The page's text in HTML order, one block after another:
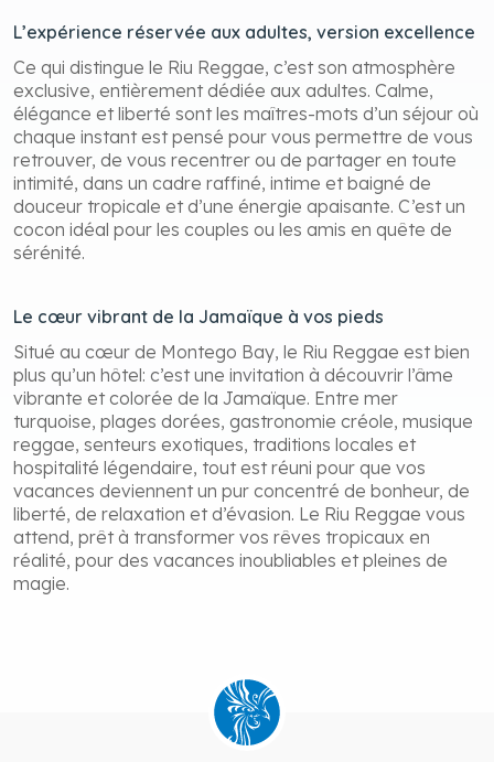
L’expérience réservée aux adultes, version excellence
Ce qui distingue le Riu Reggae, c’est son atmosphère
exclusive, entièrement dédiée aux adultes. Calme,
élégance et liberté sont les maîtres-mots d’un séjour où
chaque instant est pensé pour vous permettre de vous
retrouver, de vous recentrer ou de partager en toute
intimité, dans un cadre raffiné, intime et baigné de
douceur tropicale et d’une énergie apaisante. C’est un
cocon idéal pour les couples ou les amis en quête de
sérénité.
Le cœur vibrant de la Jamaïque à vos pieds
Situé au cœur de Montego Bay, le Riu Reggae est bien
plus qu’un hôtel: c’est une invitation à découvrir l’âme
vibrante et colorée de la Jamaïque. Entre mer
turquoise, plages dorées, gastronomie créole, musique
reggae, senteurs exotiques, traditions locales et
hospitalité légendaire, tout est réuni pour que vos
vacances deviennent un pur concentré de bonheur, de
liberté, de relaxation et d’évasion. Le Riu Reggae vous
attend, prêt à transformer vos rêves tropicaux en
réalité, pour des vacances inoubliables et pleines de
magie.